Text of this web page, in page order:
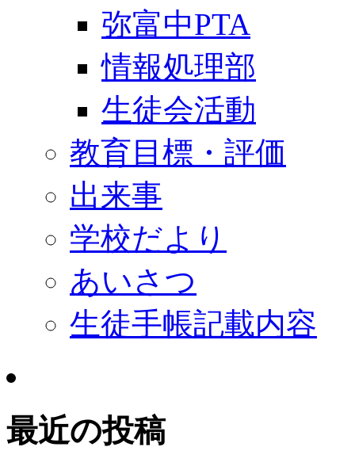
弥富中PTA
情報処理部
生徒会活動
教育目標・評価
出来事
学校だより
あいさつ
生徒手帳記載内容
最近の投稿